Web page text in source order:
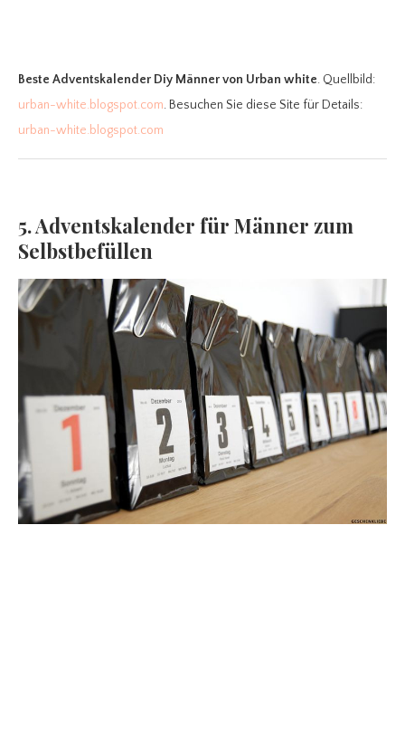
Beste Adventskalender Diy Männervon Urban white. Quellbild:
urban-white.blogspot.com. Besuchen Sie diese Site für Details:
urban-white.blogspot.com
5. Adventskalender für Männer zum
Selbstbefüllen